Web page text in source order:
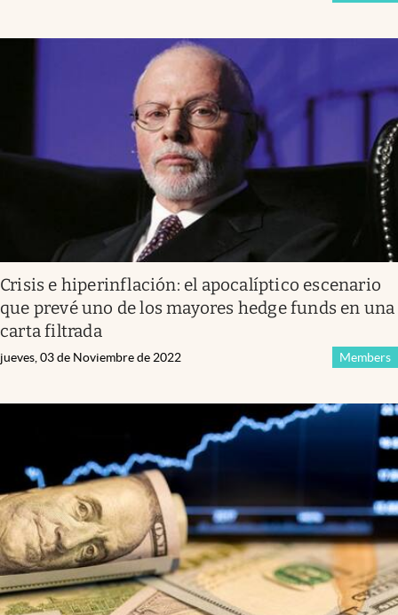
Crisis e hiperinflación: el apocalíptico escenario
que prevé uno de los mayores hedge funds en una
carta filtrada
Members
jueves, 03 de Noviembre de 2022